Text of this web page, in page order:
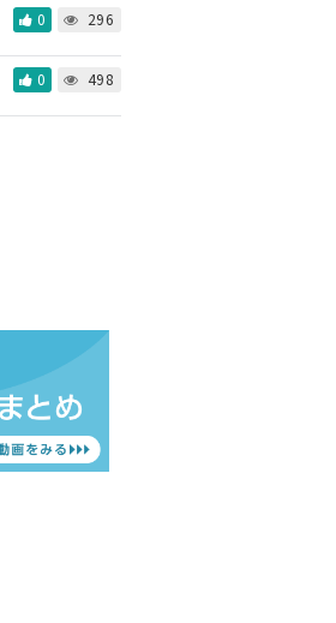
0 296
0 498